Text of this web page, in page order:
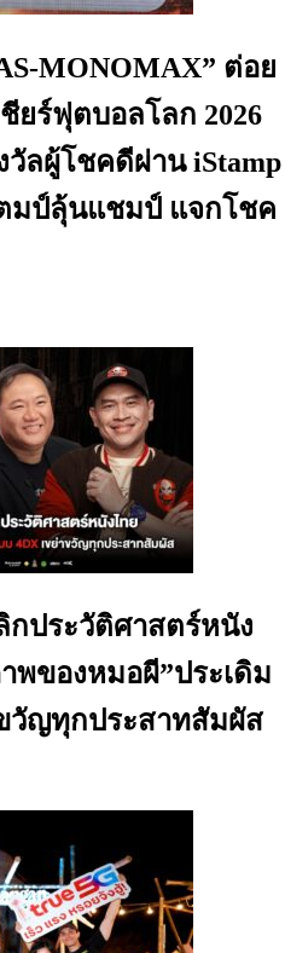
MONOMAX” ต่อย
ยร์ฟุตบอลโลก 2026
วัลผู้โชคดีผ่าน iStamp
มป์ลุ้นแชมป์ แจกโชค
กประวัติศาสตร์หนัง
พของหมอผี”ประเดิม
วัญทุกประสาทสัมผัส